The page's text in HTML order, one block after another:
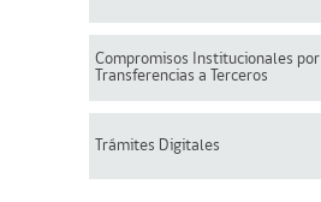
Compromisos Institucionales por
Transferencias a Terceros
Trámites Digitales